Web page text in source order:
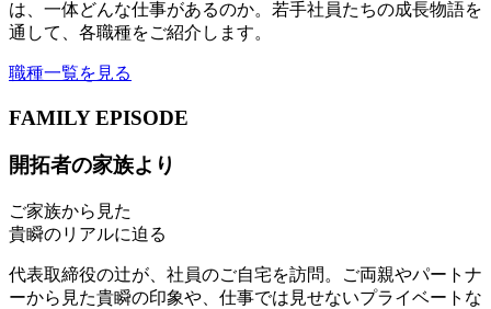
は、一体どんな仕事があるのか。若手社員たちの成長物語を
通して、各職種をご紹介します。
職種一覧を見る
FAMILY EPISODE
開拓者の家族より
ご家族から見た
貴瞬のリアルに迫る
代表取締役の辻が、社員のご自宅を訪問。ご両親やパートナ
ーから見た貴瞬の印象や、仕事では見せないプライベートな